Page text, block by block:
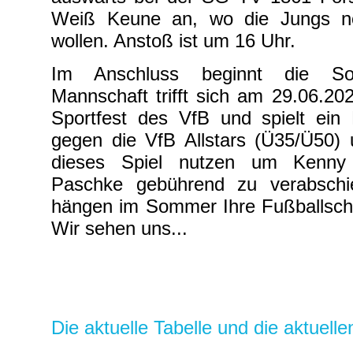
Weiß Keune an, wo die Jungs
wollen. Anstoß ist um 16 Uhr.
Im Anschluss beginnt die
Mannschaft trifft sich am
Sportfest des VfB und spielt ein
gegen die VfB Allstars (Ü35/Ü50)
dieses Spiel nutzen um
Paschke gebührend zu
hängen im Sommer Ihre
Wir sehen uns...
Die aktuelle Tabelle und die